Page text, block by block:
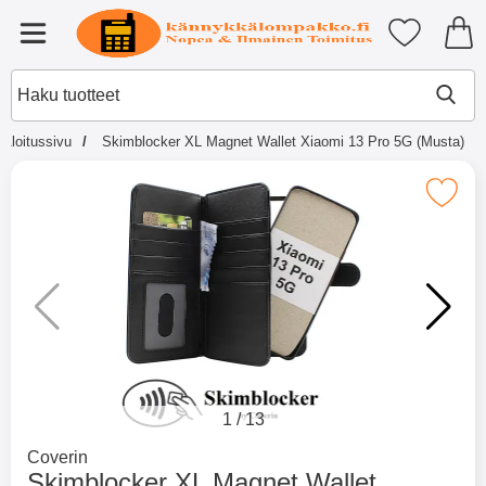
Valikko Ostoskori laajennettu TibroSuosikkini
Aloitussivu Skimblocker XL Magnet Wallet Xiaomi 13 Pro 5G (Musta)
Muutkin ostivat
2 variantit
Merkitse blow productListContainerMerkitse blow
Merkitse skimblocker XL Magnet Wallet
1 /13
Mene tuotemerkkisivulle
Coverin